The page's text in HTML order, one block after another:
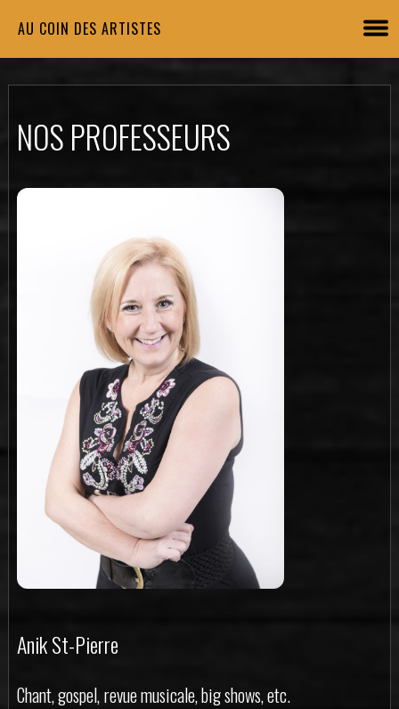
AU COIN DES ARTISTES
NOS PROFESSEURS
Anik St-Pierre
Chant, gospel, revue musicale, big shows, etc.